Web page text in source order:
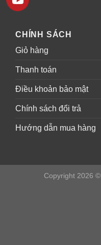
CHÍNH SÁCH
Giỏ hàng
Thanh toán
Điều khoản bảo mật
Chính sách đổi trả
Hướng dẫn mua hàng
Copyright 2026 ©